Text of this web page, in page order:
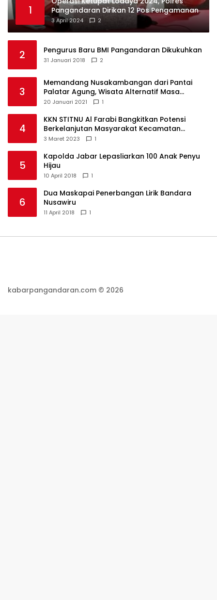
1
Pangandaran Dirikan 12 Pos Pengamanan
3 April 2024 2
2 Pengurus Baru BMI Pangandaran Dikukuhkan
31 Januari 2018 2
3
Memandang Nusakambangan dari Pantai
Palatar Agung, Wisata Alternatif Masa
Pandemi
20 Januari 2021 1
4
KKN STITNU Al Farabi Bangkitkan Potensi
Berkelanjutan Masyarakat Kecamatan
Langkaplancar
3 Maret 2023 1
5
Kapolda Jabar Lepasliarkan 100 Anak Penyu
Hijau
10 April 2018 1
6
Dua Maskapai Penerbangan Lirik Bandara
Nusawiru
11 April 2018 1
kabarpangandaran.com © 2026